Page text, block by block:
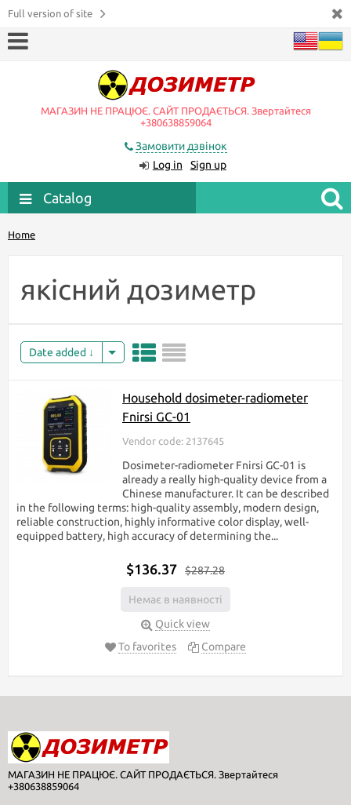
Full version of site
МАГАЗИН НЕ ПРАЦЮЄ. САЙТ ПРОДАЄТЬСЯ. Звертайтеся
+380638859064
Замовити дзвінок
Log in
Sign up
Catalog
Home
якісний дозиметр
Date added
Household dosimeter-radiometer
Fnirsi GC-01
Vendor code: 2137645
Dosimeter-radiometer Fnirsi GC-01 is
already a really high-quality device from a
Chinese manufacturer. It can be described
in the following terms: high-quality assembly, modern design,
reliable construction, highly informative color display, well-
equipped battery, high accuracy of determining the...
$136.37 $287.28
Немає в наявності
Quick view
To favorites
Compare
МАГАЗИН НЕ ПРАЦЮЄ. САЙТ ПРОДАЄТЬСЯ. Звертайтеся
+380638859064